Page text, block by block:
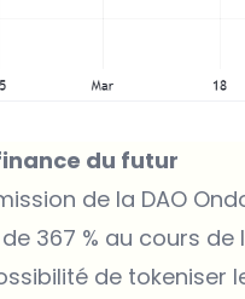
du futur
de la DAO
367 % au cours de
de tokeniser